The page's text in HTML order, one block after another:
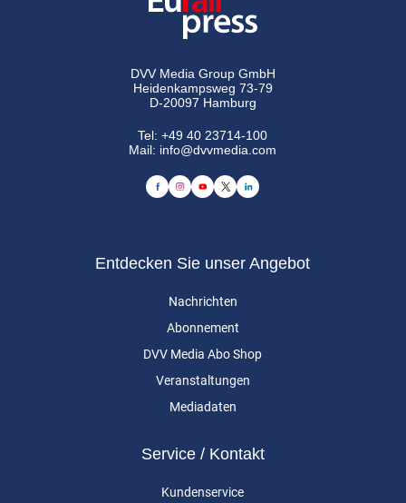
DVV Media Group GmbH
Heidenkampsweg 73-79
D-20097 Hamburg
Tel:+49 40 23714-100
Mail: info@dvvmedia.com
Entdecken Sie unser Angebot
Nachrichten
Abonnement
DVV Media Abo Shop
Veranstaltungen
Mediadaten
Service / Kontakt
Kundenservice